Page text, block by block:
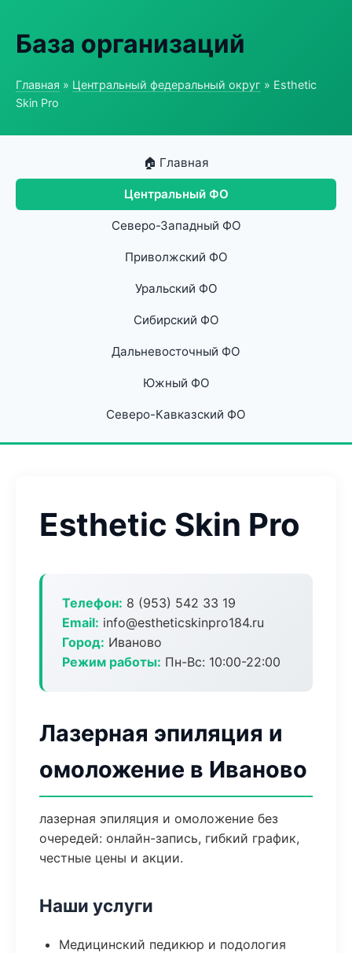
База организаций
Главная » Центральный федеральный округ » Esthetic
Skin Pro
🏠 Главная
Центральный ФО
Северо-Западный ФО
Приволжский ФО
Уральский ФО
Сибирский ФО
Дальневосточный ФО
Южный ФО
Северо-Кавказский ФО
Esthetic Skin Pro
Телефон: 8 (953) 542 33 19
Email: info@estheticskinpro184.ru
Город: Иваново
Режим работы: Пн-Вс: 10:00-22:00
Лазерная эпиляция и
омоложение в Иваново
лазерная эпиляция и омоложение без
очередей: онлайн-запись, гибкий график,
честные цены и акции.
Наши услуги
Медицинский педикюр и подология